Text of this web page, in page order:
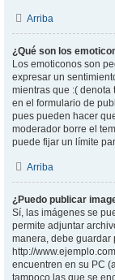
Arriba
¿Qué son los
Los emoticonos son
expresar un
mientras que :( denota
en el formulario de
pues pueden hacer
moderador borre el
puede fijar un límite
Arriba
¿Puedo publicar
Sí, las imágenes se
permite adjuntar
manera, debe guardar
http://
encuentren en su PC
tampoco las que se